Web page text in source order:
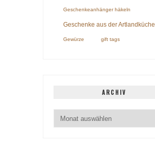
Geschenkeanhänger häkeln
Geschenke aus der Artlandküche
Gewürze gift tags
ARCHIV